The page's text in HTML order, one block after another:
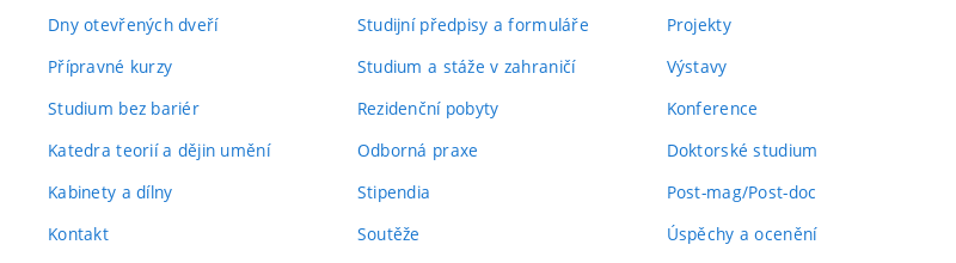
Dny otevřených dveří
Přípravné kurzy
Studium bez bariér
Katedra teorií a dějin umění
Kabinety a dílny
Kontakt
Studijní předpisy a formuláře
Studium a stáže v zahraničí
Rezidenční pobyty
Odborná praxe
Stipendia
Soutěže
Projekty
Výstavy
Konference
Doktorské studium
Post-mag/Post-doc
Úspěchy a ocenění